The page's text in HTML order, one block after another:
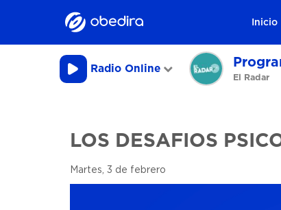
Inicio
Radio Online
El Radar
LOS DESAFIOS
Martes, 3 de febrero